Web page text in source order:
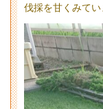
伐採を甘くみて